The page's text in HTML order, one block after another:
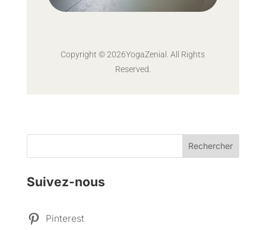
Copyright © 2026YogaZenial. All Rights
Reserved.
Rechercher
Suivez-nous
Pinterest